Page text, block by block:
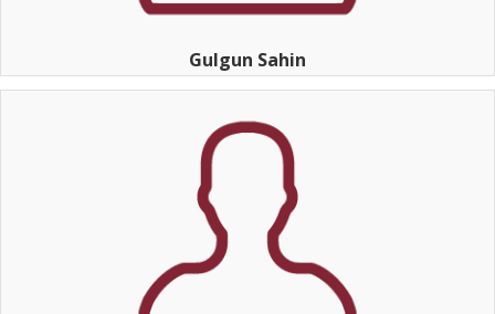
Gulgun Sahin